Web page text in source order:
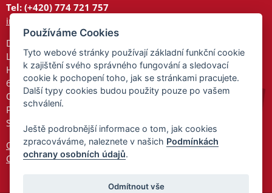
Tel: (+420) 774 721 757
info@tajnedarky.cz
Dárkové centrum
Legionářů 2
Hodonín
695 01
Otevřeno:
Po-Pá 9-17
So 9-11:30
Ochrana osobních údajů
Cookies
Používáme Cookies
Tyto webové stránky používají základní funkční cookie
k zajištění svého správného fungování a sledovací
cookie k pochopení toho, jak se stránkami pracujete.
Další typy cookies budou použity pouze po vašem
schválení.
Ještě podrobnější informace o tom, jak cookies
zpracováváme, naleznete v našich Podmínkách
ochrany osobních údajů.
Odmítnout vše